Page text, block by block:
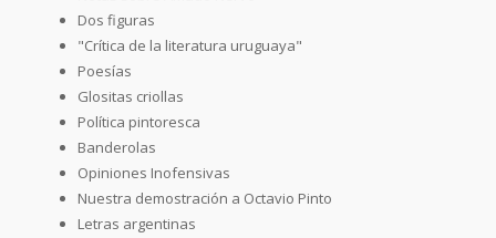
Dos figuras
"Crítica de la literatura uruguaya"
Poesías
Glositas criollas
Política pintoresca
Banderolas
Opiniones Inofensivas
Nuestra demostración a Octavio Pinto
Letras argentinas